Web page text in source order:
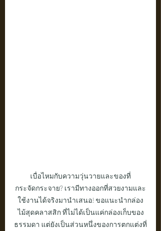
เบื่อไหมกับความวุ่นวายและของที่
กระจัดกระจาย? เรามีทางออกที่สวยงามและ
ใช้งานได้จริงมานำเสนอ! ขอแนะนำกล่อง
ไม้สุดคลาสสิก ที่ไม่ได้เป็นแค่กล่องเก็บของ
ธรรมดา แต่ยังเป็นส่วนหนึ่งของการตกแต่งที่